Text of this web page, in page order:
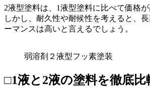
2液型塗料は、1液型塗料に比べて価格が
しかし、耐久性や耐候性を考えると、
ーマンスは高いと言えるでしょう。
弱溶剤２液型フッ素塗装
□1液と2液の塗料を徹底比